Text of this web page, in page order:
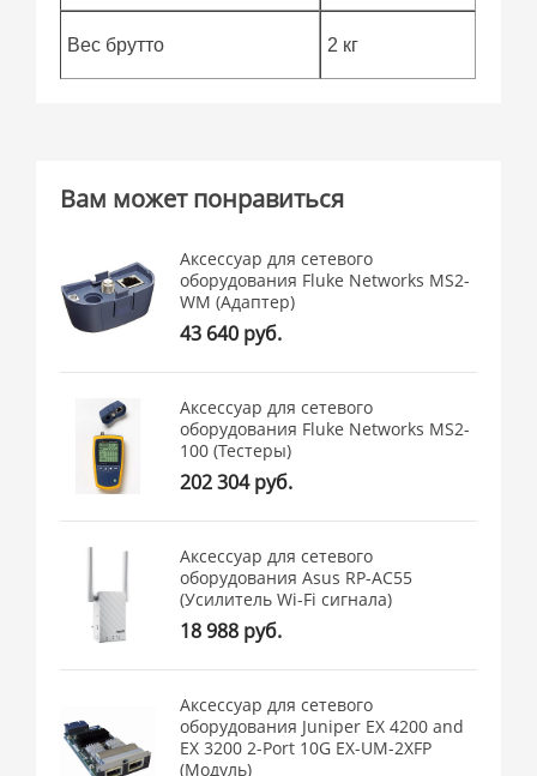
Вес брутто 2 кг
Вам может понравиться
Аксессуар для сетевого
оборудования Fluke Networks MS2-
WM (Адаптер)
43 640 руб.
Аксессуар для сетевого
оборудования Fluke Networks MS2-
100 (Тестеры)
202 304 руб.
Аксессуар для сетевого
оборудования Asus RP-AC55
(Усилитель Wi-Fi сигнала)
18 988 руб.
Аксессуар для сетевого
оборудования Juniper EX 4200 and
EX 3200 2-Port 10G EX-UM-2XFP
(Модуль)